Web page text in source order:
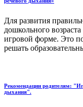
Для развития
дошкольного
игровой форме. Это
решать
Рекомендации родителям:
дыхания".